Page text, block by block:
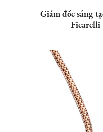
– Giám đốc sáng
Ficarelli